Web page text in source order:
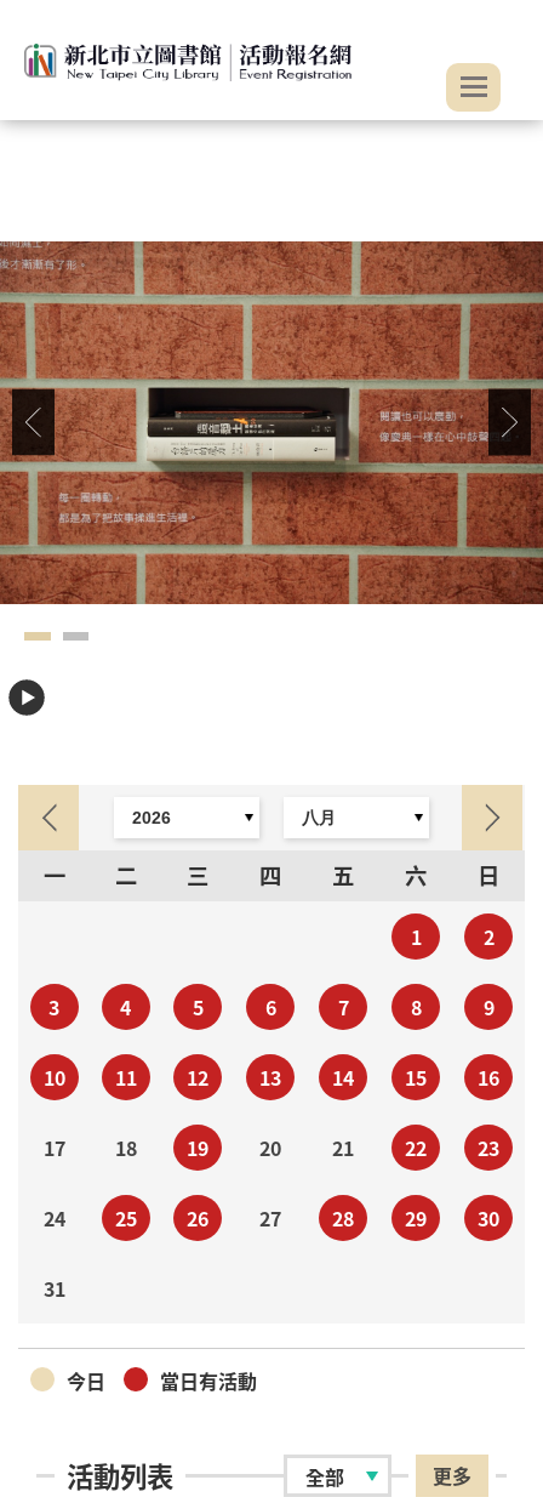
一 二 三 四 五 六 日
1 2
3 4 5 6 7 8 9
10 11 12 13 14 15 16
17 18 19 20 21 22 23
24 25 26 27 28 29 30
31
今日 當日有活動
活動列表 更多